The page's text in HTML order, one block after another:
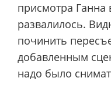
присмотра Ганна
развалилось.
починить
добавленным
надо было